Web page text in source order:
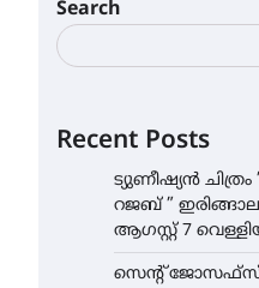
Search
Recent Posts
ട്യുണീഷ്യൻ
റജബ് ”
ആഗസ്റ്റ് 7
സെന്റ്